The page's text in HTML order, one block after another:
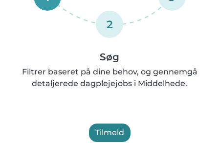
2
Søg
Filtrer baseret på dine behov, og gennemgå
detaljerede dagplejejobs i Middelhede.
Tilmeld